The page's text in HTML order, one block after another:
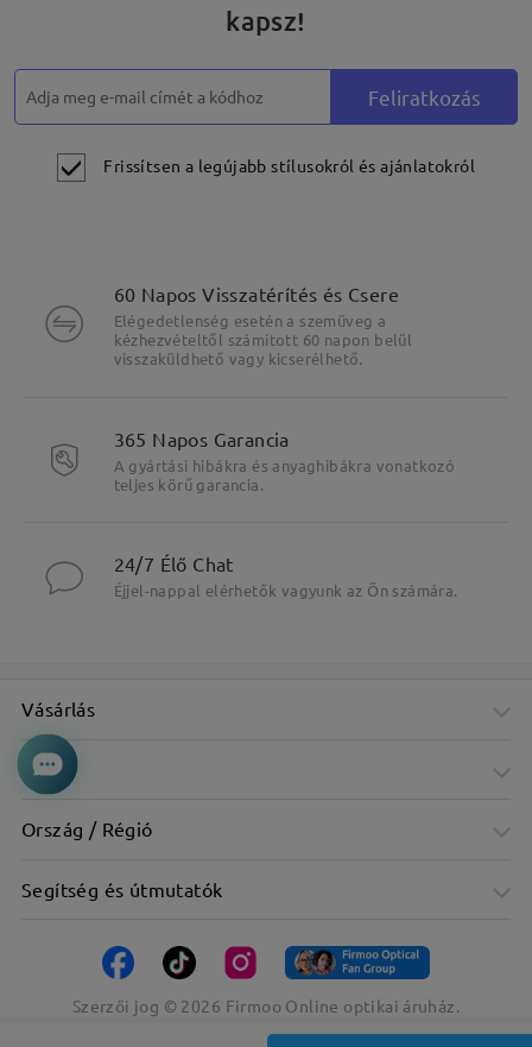
kapsz!
Feliratkozás
Frissítsen a legújabb stílusokról és ajánlatokról
60 Napos Visszatérítés és Csere
Elégedetlenség esetén a szemüveg a
kézhezvételtől számított 60 napon belül
visszaküldhető vagy kicserélhető.
365 Napos Garancia
A gyártási hibákra és anyaghibákra vonatkozó
teljes körű garancia.
24/7 Élő Chat
Éjjel-nappal elérhetők vagyunk az Ön számára.
Vásárlás
Cég
Ország / Régió
Segítség és útmutatók
Szerzői jog © 2026 Firmoo Online optikai áruház.